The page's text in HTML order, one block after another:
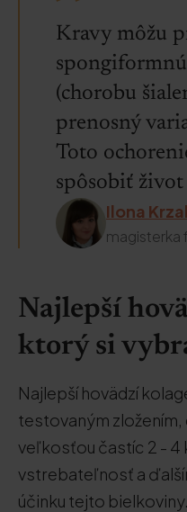
Kravy môžu
(chorobu
prenosný
Toto
spôsobiť
Ilona
magisterka
Najlepší
ktorý si
Najlepší hovädzí
testovaným
veľkosťou častíc 2 - 4
vstrebateľnosť a
účinku tejto bielkoviny.